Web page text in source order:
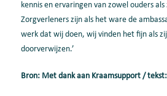
kennis en ervaringen van zowel ouders
Zorgverleners zijn als het ware de
werk dat wij doen, wij vinden het fijn als
doorverwijzen.’
Bron: Met dank aan Kraamsupport /